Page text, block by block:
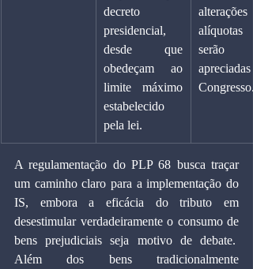
decreto
presidencial,
desde que
obedeçam ao
limite máximo
estabelecido
pela lei.
alíquotas
serão
apreciadas
Congresso.
A regulamentação do PLP 68 busca traçar
um caminho claro para a implementação do
IS, embora a eficácia do tributo em
desestimular verdadeiramente o consumo de
bens prejudiciais seja motivo de debate.
Além dos bens tradicionalmente